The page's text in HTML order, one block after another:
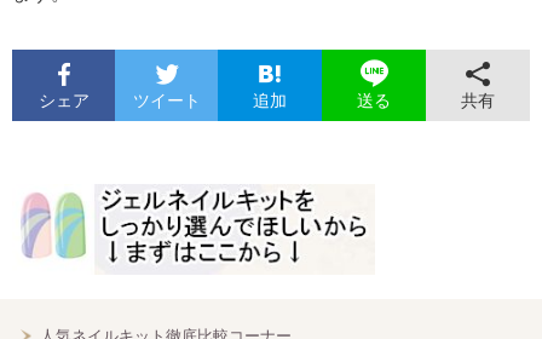
シェア ツイート 追加 送る 共有